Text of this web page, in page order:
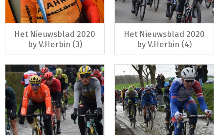
Het Nieuwsblad 2020
by V.Herbin (3)
Het Nieuwsblad 2020
by V.Herbin (4)